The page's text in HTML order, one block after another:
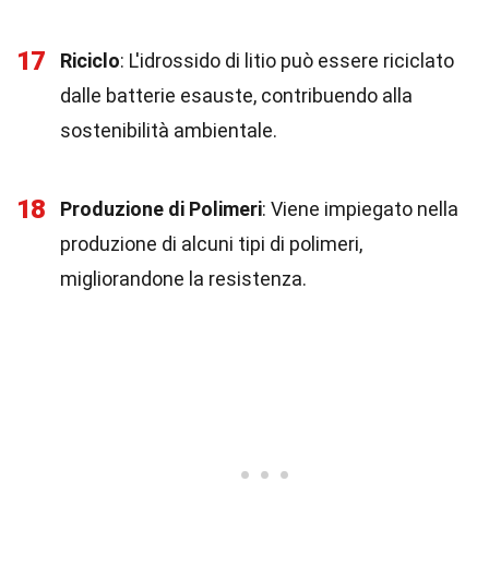
17 Riciclo: L'idrossido di litio può essere riciclato
dalle batterie esauste, contribuendo alla
sostenibilità ambientale.
18 Produzione di Polimeri: Viene impiegato nella
produzione di alcuni tipi di polimeri,
migliorandone la resistenza.